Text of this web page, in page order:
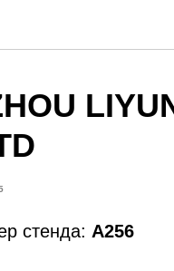
стенда: A256